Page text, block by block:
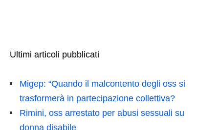
Ultimi articoli pubblicati
Migep: “Quando il malcontento degli oss si
trasformerà in partecipazione collettiva?
Rimini, oss arrestato per abusi sessuali su
donna disabile